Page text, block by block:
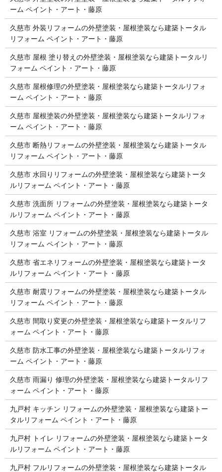
ーム ペイント・アート・藤原
久慈市 外装リフォームの外壁塗装・屋根塗装なら建築トータル
リフォーム ペイント・アート・藤原
久慈市 屋根 塗り替えの外壁塗装・屋根塗装なら建築トータルリ
フォーム ペイント・アート・藤原
久慈市 屋根修理の外壁塗装・屋根塗装なら建築トータルリフォ
ーム ペイント・アート・藤原
久慈市 屋根塗装の外壁塗装・屋根塗装なら建築トータルリフォ
ーム ペイント・アート・藤原
久慈市 断熱リフォームの外壁塗装・屋根塗装なら建築トータル
リフォーム ペイント・アート・藤原
久慈市 水回りリフォームの外壁塗装・屋根塗装なら建築トータ
ルリフォーム ペイント・アート・藤原
久慈市 洗面所 リフォームの外壁塗装・屋根塗装なら建築トータ
ルリフォーム ペイント・アート・藤原
久慈市 浴室 リフォームの外壁塗装・屋根塗装なら建築トータル
リフォーム ペイント・アート・藤原
久慈市 省エネリフォームの外壁塗装・屋根塗装なら建築トータ
ルリフォーム ペイント・アート・藤原
久慈市 耐震リフォームの外壁塗装・屋根塗装なら建築トータル
リフォーム ペイント・アート・藤原
久慈市 間取り変更の外壁塗装・屋根塗装なら建築トータルリフ
ォーム ペイント・アート・藤原
久慈市 防水工事の外壁塗装・屋根塗装なら建築トータルリフォ
ーム ペイント・アート・藤原
久慈市 雨漏り 修理の外壁塗装・屋根塗装なら建築トータルリフ
ォーム ペイント・アート・藤原
九戸村 キッチン リフォームの外壁塗装・屋根塗装なら建築トー
タルリフォーム ペイント・アート・藤原
九戸村 トイレ リフォームの外壁塗装・屋根塗装なら建築トータ
ルリフォーム ペイント・アート・藤原
九戸村 フルリフォームの外壁塗装・屋根塗装なら建築トータル